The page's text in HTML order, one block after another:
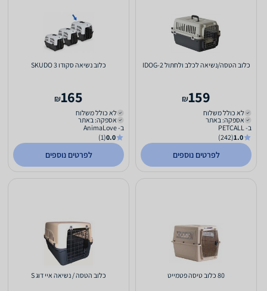
כלוב הטסה/נשיאה לכלב ולחתול IDOG-2
159
₪
לא כולל משלוח
אספקה: באתר
ב- PETCALL
1.0
(242)
לפרטים נוספים
כלוב נשיאה סקודו 3 SKUDO
165
₪
לא כולל משלוח
אספקה: באתר
ב- AnimaLove
0.0
(1)
לפרטים נוספים
80 כלוב טיסה פטמייט כלוב הטסה / נשיאה איי דוג S